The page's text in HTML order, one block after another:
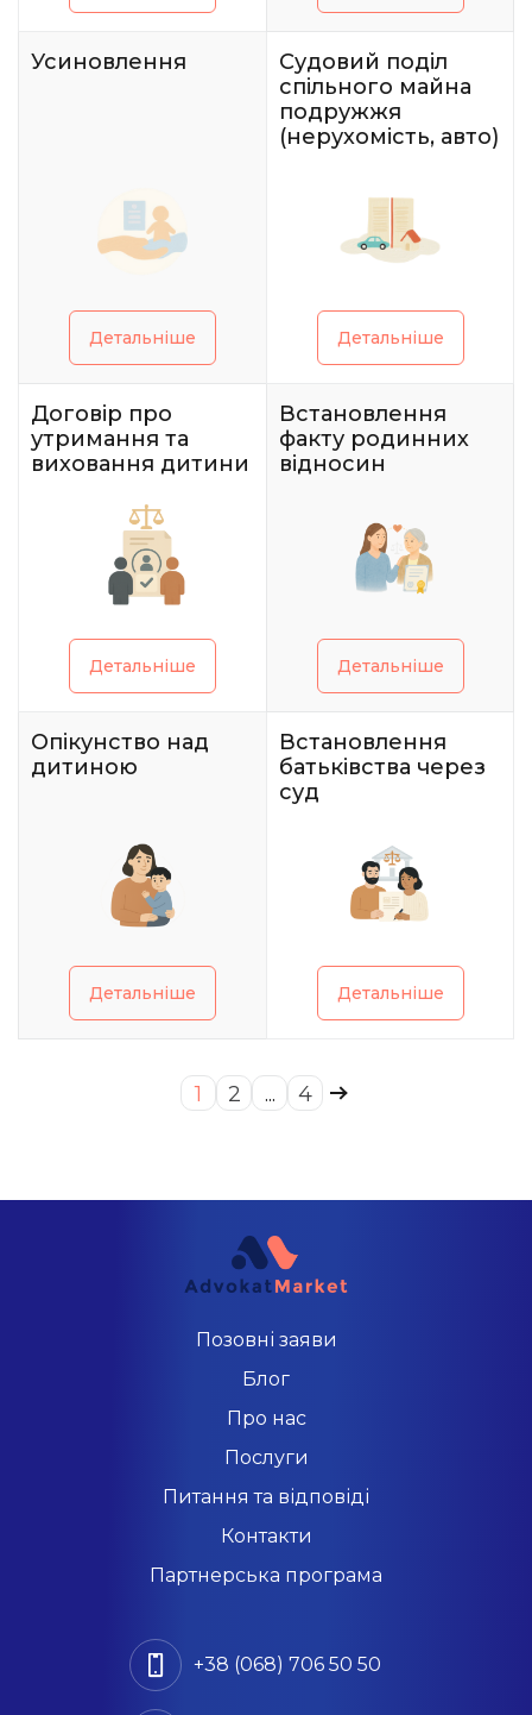
Усиновлення
Детальніше
Судовий поділ
спільного майна
подружжя
(нерухомість, авто)
Детальніше
Договір про
утримання та
виховання дитини
Детальніше
Встановлення
факту родинних
відносин
Детальніше
Опікунство над
дитиною
Детальніше
Встановлення
батьківства через
суд
Детальніше
1 2 ... 4
Позовні заяви
Блог
Про нас
Послуги
Питання та відповіді
Контакти
Партнерська програма
+38 (068) 706 50 50